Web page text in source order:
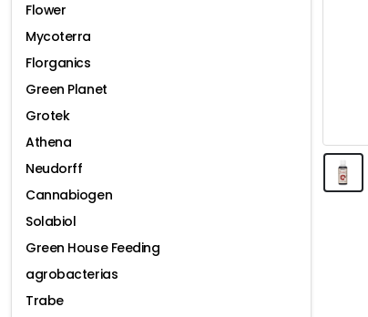
Flower
Mycoterra
Florganics
Green Planet
Grotek
Athena
Neudorff
Cannabiogen
Solabiol
Green House Feeding
agrobacterias
Trabe